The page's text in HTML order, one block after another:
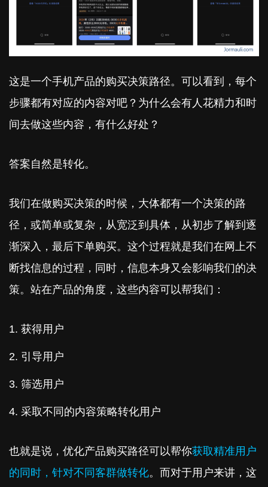
这是一个手机产品的购买决策路径。可以看到，每个
步骤都有对应的内容对吧？为什么会有人花精力和时
间去做这些内容，有什么好处？
答案自然是转化。
我们在做购买决策的时候，大体都有一个决策的路
径，或简单或复杂，从宽泛到具体，从初步了解到逐
渐深入，最后下单购买。这个过程就是我们在网上不
断找信息的过程，同时，信息本身又会影响我们的决
策。站在产品的角度，这些内容可以帮我们：
获得用户
引导用户
筛选用户
采取不同的内容策略转化用户
也就是说，优化产品购买路径可以帮你获取精准用户
的同时，针对不同客群做转化。而对于用户来讲，这